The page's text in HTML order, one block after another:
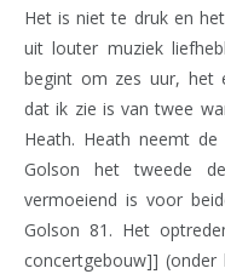
Het is niet te druk en
uit louter muziek
begint om zes uur, het
dat ik zie is van twee
Heath. Heath neemt
Golson het tweede
vermoeiend is voor
Golson 81. Het
concertgebouw]] (onder